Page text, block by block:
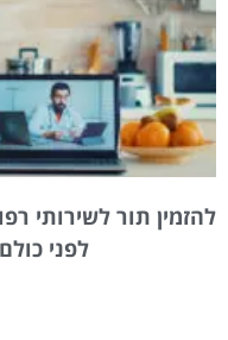
להזמין תור לשירותי
לפני